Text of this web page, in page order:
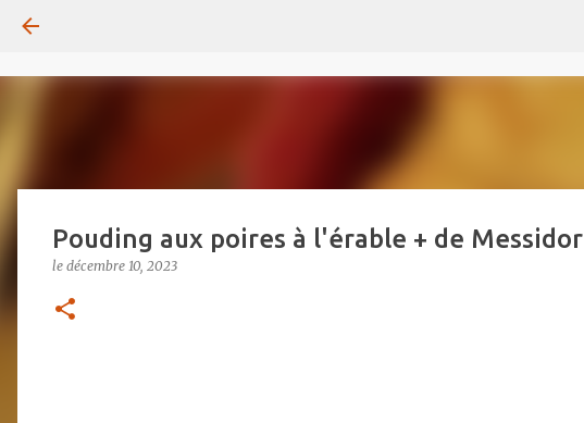
Pouding aux poires à l'érable + de Messidor
le décembre 10, 2023